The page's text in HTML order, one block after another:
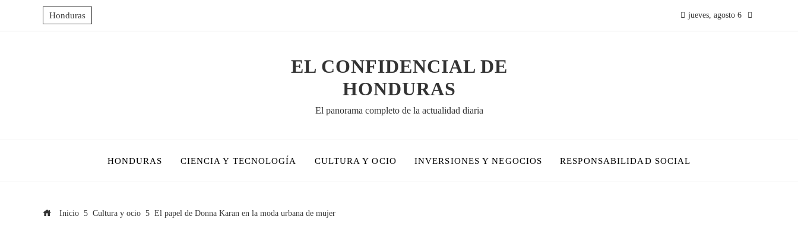
Honduras jueves, agosto 6
EL CONFIDENCIAL DE
HONDURAS
El panorama completo de la actualidad diaria
HONDURAS CIENCIA Y TECNOLOGÍA CULTURA Y OCIO INVERSIONES Y NEGOCIOS RESPONSABILIDAD SOCIAL
Inicio Cultura y ocio El papel de Donna Karan en la moda urbana de mujer